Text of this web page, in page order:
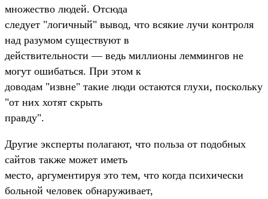
множество людей. Отсюда
следует "логичный" вывод, что всякие лучи контроля
над разумом существуют в
действительности — ведь миллионы леммингов не
могут ошибаться. При этом к
доводам "извне" такие люди остаются глухи, поскольку
"от них хотят скрыть
правду".
Другие эксперты полагают, что польза от подобных
сайтов также может иметь
место, аргументируя это тем, что когда психически
больной человек обнаруживает,